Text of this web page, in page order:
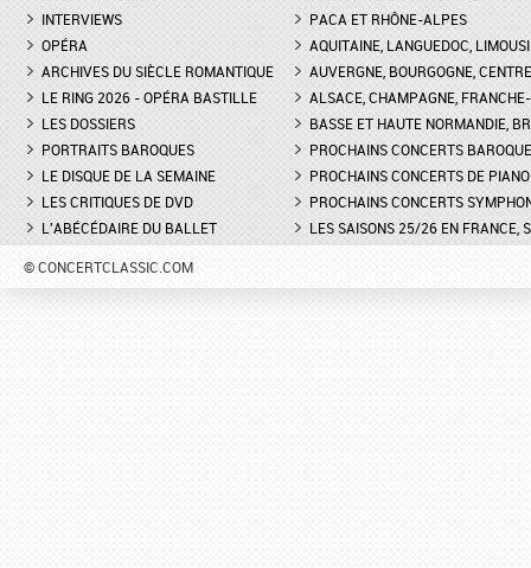
INTERVIEWS
OPÉRA
ARCHIVES DU SIÈCLE ROMANTIQUE
LE RING 2026 - OPÉRA BASTILLE
LES DOSSIERS
PORTRAITS BAROQUES
LE DISQUE DE LA SEMAINE
LES CRITIQUES DE DVD
L'ABÉCÉDAIRE DU BALLET
PACA ET RHÔNE-ALPES
AQUITAINE, LANGUEDOC,
AUVERGNE, BOURGOGNE, CENTRE
ALSACE, CHAMPAGNE,
BASSE ET HAUTE NORMANDIE,
PROCHAINS CONCERTS
PROCHAINS CONCERTS DE PIANO
PROCHAINS CONCERTS
LES SAISONS 25/26 EN FRANCE,
© CONCERTCLASSIC.COM